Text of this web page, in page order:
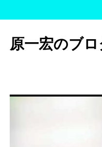
テ
ン
ッ
原一宏のブ